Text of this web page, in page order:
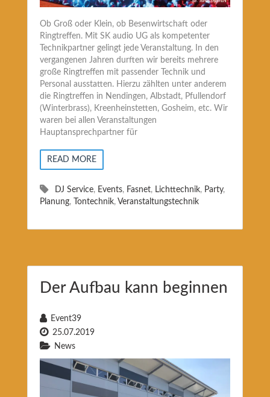
Ob Groß oder Klein, ob Besenwirtschaft oder
Ringtreffen. Mit SK audio UG als kompetenter
Technikpartner gelingt jede Veranstaltung. In den
vergangenen Jahren durften wir bereits mehrere
große Ringtreffen mit passender Technik und
Personal ausstatten. Hierzu zählten unter anderem
die Ringtreffen in Nendingen, Albstadt, Pfullendorf
(Winterbrass), Kreenheinstetten, Gosheim, etc. Wir
waren bei allen Veranstaltungen
Hauptansprechpartner für
READ MORE
DJ Service, Events, Fasnet, Lichttechnik, Party,
Planung, Tontechnik, Veranstaltungstechnik
Der Aufbau kann beginnen
Event39
25.07.2019
News